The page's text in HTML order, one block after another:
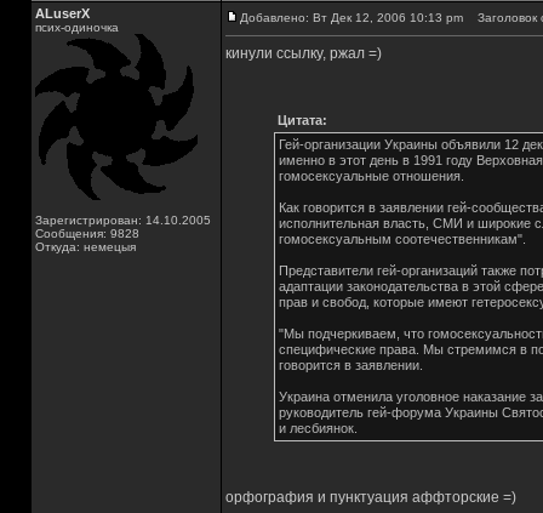
ALuserX
псих-одиночка
Зарегистрирован: 14.10.2005
Сообщения: 9828
Откуда: немецыя
Добавлено: Вт Дек 12, 2006 10:13 pm Заголовок
кинули ссылку, ржал =)
Цитата:
Гей-организации Украины объявили 12
именно в этот день в 1991 году
гомосексуальные отношения.
Как говорится в заявлении гей-
исполнительная власть, СМИ и широкие
гомосексуальным соотечественникам".
Представители гей-организаций также
адаптации законодательства в этой
прав и свобод, которые имеют
"Мы подчеркиваем, что
специфические права. Мы стремимся в
говорится в заявлении.
Украина отменила уголовное наказание
руководитель гей-форума Украины
и лесбиянок.
орфография и пунктуация аффторские =)